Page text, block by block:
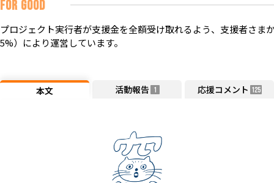
FOR GOOD
プロジェクト実行者が支援金を全額受け取れるよう、支援者さま
5%）により運営しています。
本文 活動報告 1 応援コメント 125